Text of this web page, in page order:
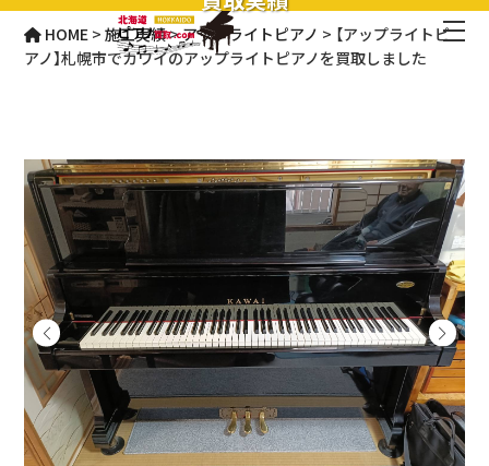
HOME >施工実績>アップライトピアノ > 【アップライトピ
アノ】札幌市でカワイのアップライトピアノを買取しました